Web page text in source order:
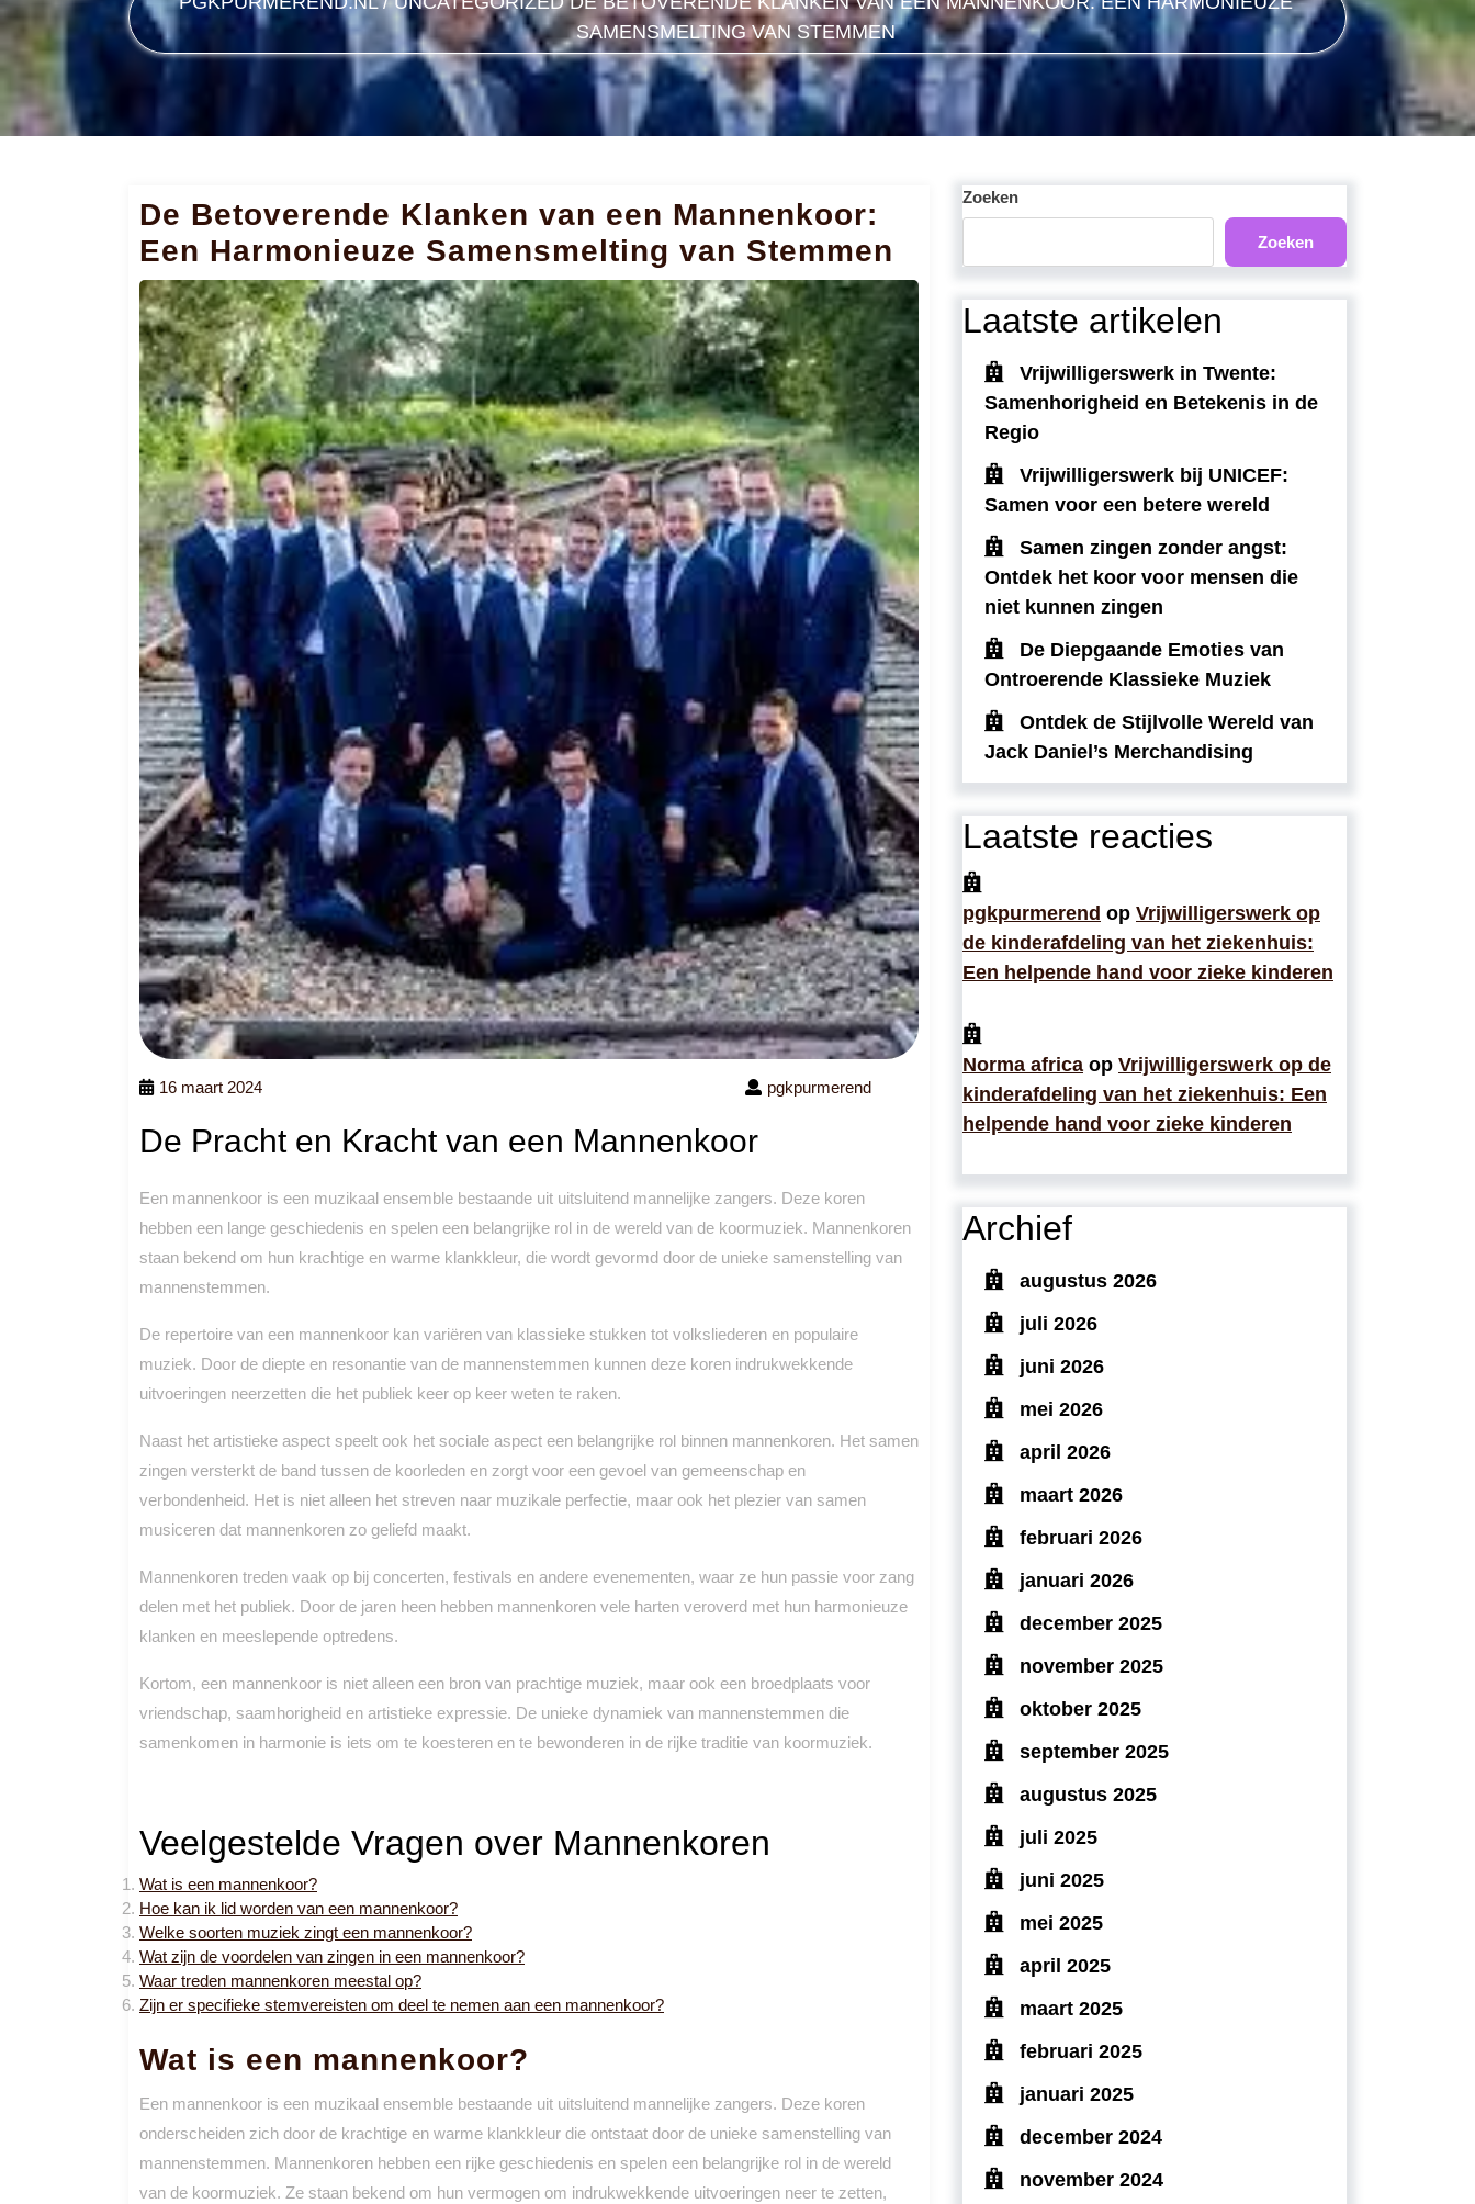
SAMENSMELTING VAN STEMMEN
De Betoverende Klanken van een Mannenkoor:
Een Harmonieuze Samensmelting van Stemmen
16 maart 2024 pgkpurmerend
De Pracht en Kracht van een Mannenkoor
Een mannenkoor is een muzikaal ensemble bestaande uit uitsluitend mannelijke zangers. Deze koren
hebben een lange geschiedenis en spelen een belangrijke rol in de wereld van de koormuziek. Mannenkoren
staan bekend om hun krachtige en warme klankkleur, die wordt gevormd door de unieke samenstelling van
mannenstemmen.
De repertoire van een mannenkoor kan variëren van klassieke stukken tot volksliederen en populaire
muziek. Door de diepte en resonantie van de mannenstemmen kunnen deze koren indrukwekkende
uitvoeringen neerzetten die het publiek keer op keer weten te raken.
Naast het artistieke aspect speelt ook het sociale aspect een belangrijke rol binnen mannenkoren. Het samen
zingen versterkt de band tussen de koorleden en zorgt voor een gevoel van gemeenschap en
verbondenheid. Het is niet alleen het streven naar muzikale perfectie, maar ook het plezier van samen
musiceren dat mannenkoren zo geliefd maakt.
Mannenkoren treden vaak op bij concerten, festivals en andere evenementen, waar ze hun passie voor zang
delen met het publiek. Door de jaren heen hebben mannenkoren vele harten veroverd met hun harmonieuze
klanken en meeslepende optredens.
Kortom, een mannenkoor is niet alleen een bron van prachtige muziek, maar ook een broedplaats voor
vriendschap, saamhorigheid en artistieke expressie. De unieke dynamiek van mannenstemmen die
samenkomen in harmonie is iets om te koesteren en te bewonderen in de rijke traditie van koormuziek.
Veelgestelde Vragen over Mannenkoren
Wat is een mannenkoor?
Hoe kan ik lid worden van een mannenkoor?
Welke soorten muziek zingt een mannenkoor?
Wat zijn de voordelen van zingen in een mannenkoor?
Waar treden mannenkoren meestal op?
Zijn er specifieke stemvereisten om deel te nemen aan een mannenkoor?
Wat is een mannenkoor?
Een mannenkoor is een muzikaal ensemble bestaande uit uitsluitend mannelijke zangers. Deze koren
onderscheiden zich door de krachtige en warme klankkleur die ontstaat door de unieke samenstelling van
mannenstemmen. Mannenkoren hebben een rijke geschiedenis en spelen een belangrijke rol in de wereld
van de koormuziek. Ze staan bekend om hun vermogen om indrukwekkende uitvoeringen neer te zetten,
Zoeken
Zoeken
Laatste artikelen
Vrijwilligerswerk in Twente:
Samenhorigheid en Betekenis in de
Regio
Vrijwilligerswerk bij UNICEF:
Samen voor een betere wereld
Samen zingen zonder angst:
Ontdek het koor voor mensen die
niet kunnen zingen
De Diepgaande Emoties van
Ontroerende Klassieke Muziek
Ontdek de Stijlvolle Wereld van
Jack Daniel’s Merchandising
Laatste reacties
pgkpurmerend op Vrijwilligerswerk op
de kinderafdeling van het ziekenhuis:
Een helpende hand voor zieke kinderen
Norma africa op Vrijwilligerswerk op de
kinderafdeling van het ziekenhuis: Een
helpende hand voor zieke kinderen
Archief
augustus 2026
juli 2026
juni 2026
mei 2026
april 2026
maart 2026
februari 2026
januari 2026
december 2025
november 2025
oktober 2025
september 2025
augustus 2025
juli 2025
juni 2025
mei 2025
april 2025
maart 2025
februari 2025
januari 2025
december 2024
november 2024